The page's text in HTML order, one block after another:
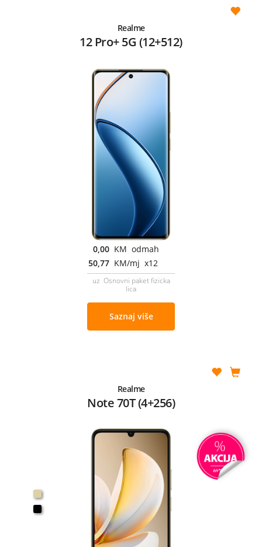
Realme
12 Pro+ 5G (12+512)
0,00 KM odmah
50,77 KM/mj x12
uz Osnovni paket fizicka
lica
Saznaj više
Realme
Note 70T (4+256)